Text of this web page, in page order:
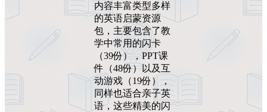
内容丰富类型多样
的英语启蒙资源
包，主要包含了教
学中常用的闪卡
（39份），PPT课
件（48份）以及互
动游戏（19份），
同样也适合亲子英
语，这些精美的闪